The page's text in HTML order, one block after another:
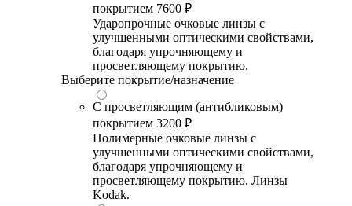
покрытием 7600 ₽
Ударопрочные очковые линзы с
улучшенными оптическими свойствами,
благодаря упрочняющему и
просветляющему покрытию.
Выберите покрытие/назначение
С просветляющим (антибликовым)
покрытием 3200 ₽
Полимерные очковые линзы с
улучшенными оптическими свойствами,
благодаря упрочняющему и
просветляющему покрытию. Линзы
Kodak.